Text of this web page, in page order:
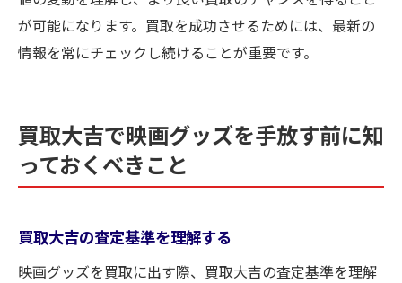
が可能になります。買取を成功させるためには、最新の
情報を常にチェックし続けることが重要です。
買取大吉で映画グッズを手放す前に知
っておくべきこと
買取大吉の査定基準を理解する
映画グッズを買取に出す際、買取大吉の査定基準を理解